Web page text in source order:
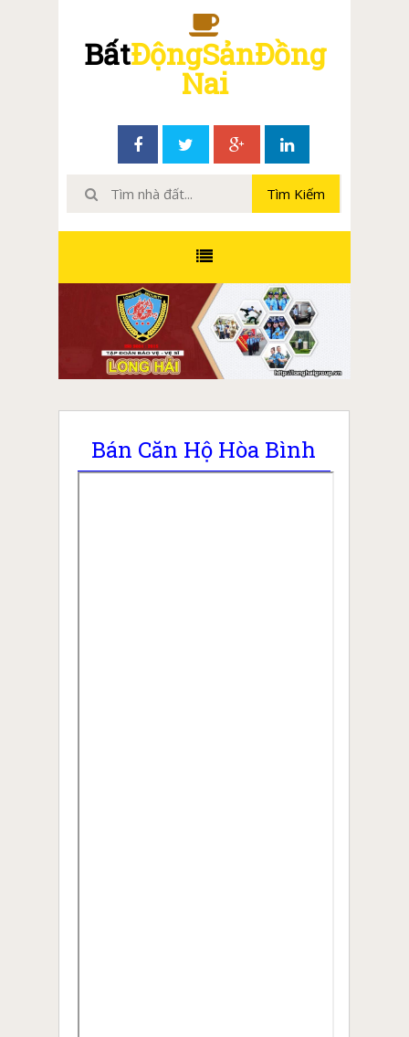
BấtĐộngSảnĐồng
Nai
Bán Căn Hộ Hòa Bình